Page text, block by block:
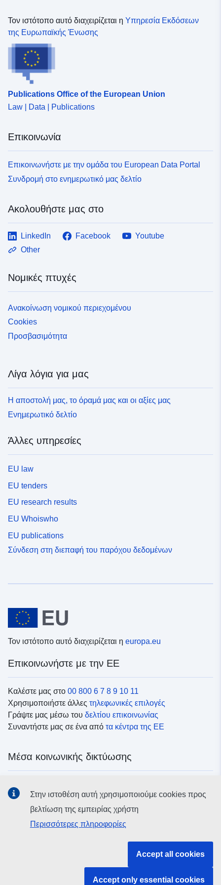
σκοπό αυτό, η απαλλαγμένη από πλημμύρες περιοχή
ταξινομείται ως κόκκινη (άπλευρη), σκούρο μπλε
ή μπλε (κατασκευή υπό συνθήκες). Δημιουργείται PPRI
για κάθε δήμο, δηλαδή: Argentat-sur-Dordogne,
Hautefage, La-Chapelle-Saint-Géraud, Forgès, Saint-
Chamant, Monceaux-sur-Dordogne, Bassignac-le-Bas,
Reygades, Chenaillers-Mascheix, Brivezac (που
συγχωνεύονται με Beaulieu-sur-Dordogne), Beaulieu-
Τον ιστότοπο αυτό διαχειρίζεται η Υπηρεσία Εκδόσεων
της Ευρωπαϊκής Ένωσης
Publications Office of the European Union
Law | Data | Publications
Επικοινωνία
Επικοινωνήστε με την ομάδα του European Data Portal
Συνδρομή στο ενημερωτικό μας δελτίο
Ακολουθήστε μας στο
LinkedIn Facebook
Youtube
Other
Νομικές πτυχές
Ανακοίνωση νομικού περιεχομένου
Cookies
Προσβασιμότητα
Λίγα λόγια για μας
Η αποστολή μας, το όραμά μας και οι αξίες μας
Ενημερωτικό δελτίο
Άλλες υπηρεσίες
EU law
EU tenders
EU research results
EU Whoiswho
EU publications
Σύνδεση στη διεπαφή του παρόχου δεδομένων
Τον ιστότοπο αυτό διαχειρίζεται η europa.eu
Επικοινωνήστε με την ΕΕ
Καλέστε μας στο 00 800 6 7 8 9 10 11
Χρησιμοποιήστε άλλες τηλεφωνικές επιλογές
Γράψτε μας μέσω του δελτίου επικοινωνίας
Συναντήστε μας σε ένα από τα κέντρα της ΕΕ
Μέσα κοινωνικής δικτύωσης
δικτύωσηςΣτην ιστοθέση αυτή χρησιμοποιούμε cookies προς
βελτίωση της εμπειρίας χρήστη
Περισσότερες πληροφορίες
Accept all cookies
Accept only essential cookies